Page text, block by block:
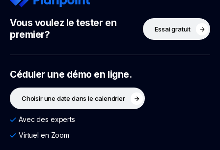
Vous voulez le tester en
premier?
Essai gratuit
Céduler une démo en ligne.
Choisir une date dans le calendrier
Avec des experts
Virtuel en Zoom